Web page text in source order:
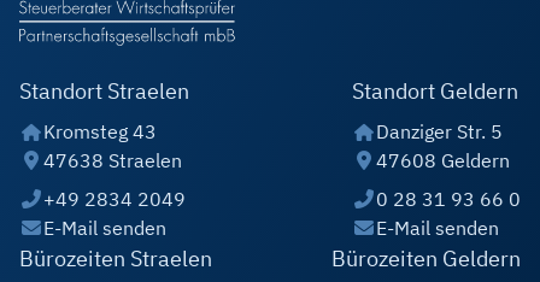
Standort Straelen
Kromsteg 43
47638 Straelen
+49 2834 2049
E-Mail senden
Standort Geldern
Danziger Str. 5
47608 Geldern
0 28 31 93 66 0
E-Mail senden
Bürozeiten Straelen Bürozeiten Geldern